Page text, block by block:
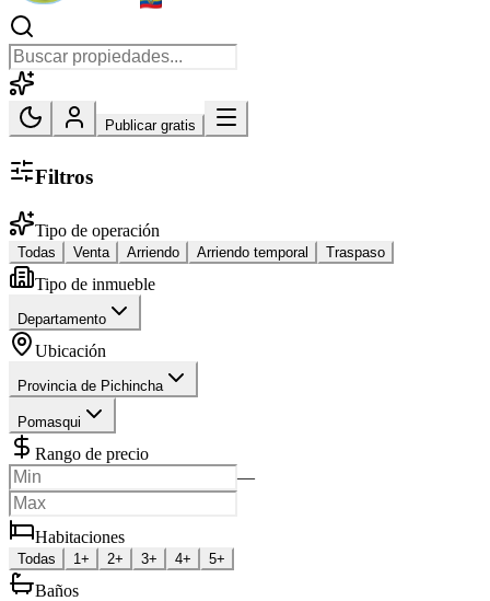
Publicar gratis
Filtros
Tipo de operación
Todas Venta Arriendo Arriendo temporal Traspaso
Tipo de inmueble
Departamento
Ubicación
Provincia de Pichincha
Pomasqui
Rango de precio
—
Habitaciones
Todas 1+ 2+ 3+ 4+ 5+
Baños